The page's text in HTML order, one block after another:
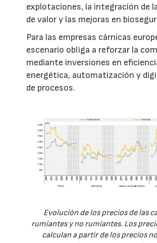
explotaciones, la integración de
de valor y las mejoras en
Para las empresas cárnicas
escenario obliga a reforzar la
mediante inversiones en
energética, automatización y
de procesos.
Evolución de los precios de las
rumiantes y no rumiantes. Los
calculan a partir de los precios